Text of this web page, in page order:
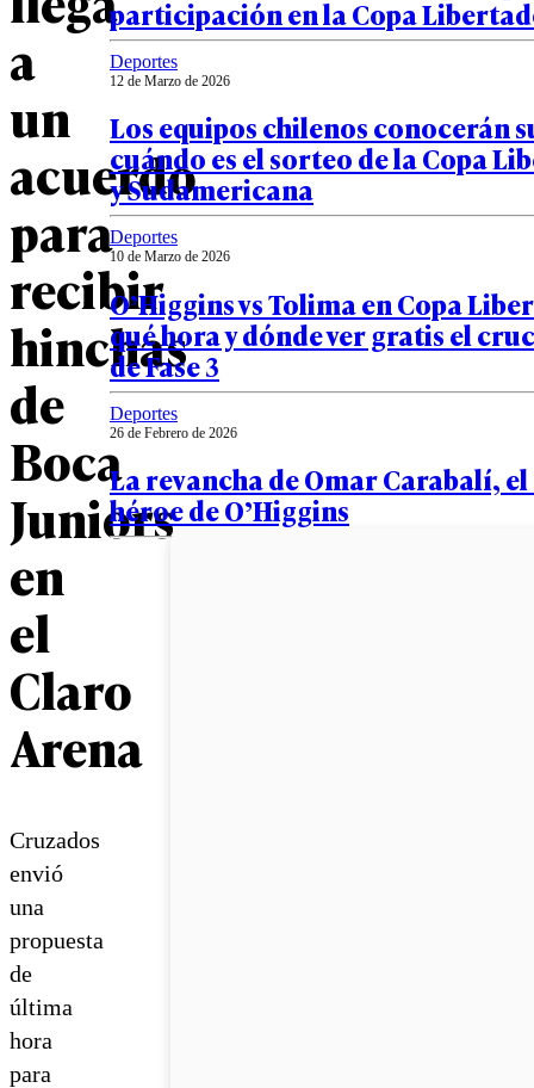
a
un
acuerdo
para
recibir
hinchas
de
Boca
Juniors
en
el
Claro
Arena
Cruzados
envió
una
propuesta
de
última
hora
para
participación en la Copa
Deportes
12 de Marzo de 2026
Los equipos chilenos conocerán
cuándo es el sorteo de la Copa
y Sudamericana
Deportes
10 de Marzo de 2026
O’Higgins vs Tolima en Copa
qué hora y dónde ver gratis el
de Fase 3
Deportes
26 de Febrero de 2026
La revancha de Omar Carabalí,
héroe de O’Higgins